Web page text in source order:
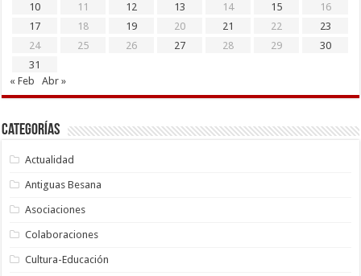
10
11 12 13 14 15
16
17
18 19 20 21 22
23
24
25 26 27 28 29
30
31
« Feb
Abr »
Categorías
Actualidad
Antiguas Besana
Asociaciones
Colaboraciones
Cultura-Educación